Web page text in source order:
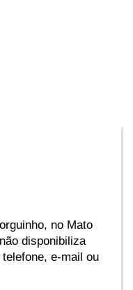
no Mato
disponibiliza
e-mail ou